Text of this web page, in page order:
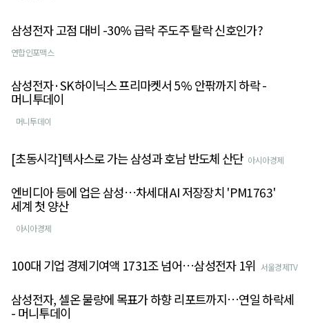
삼성전자 고점 대비 -30% 급락 주도주 탈락 신호인가?
연합인포맥스
삼성전자·SK하이닉스 프리마켓서 5% 안팎까지 하락 -
머니투데이
머니투데이
[초동시각]텍사스로 가는 삼성과 호남 반도체 산단 아시아경제
엔비디아 등에 업은 삼성…차세대 AI 저장장치 'PM1763'
세계 첫 양산
아시아경제
100대 기업 경제기여액 1731조 넘어…삼성전자 1위 서울경제TV
삼성전자, 셀온 물량에 목표가 하향 리포트까지…연일 하락세
- 머니투데이